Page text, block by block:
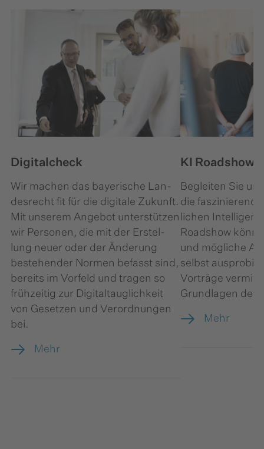
Digitalcheck
Wir machen das bayerische Lan­
des­recht fit für die digitale Zukunft.
Mit unserem Angebot unterstützen
wir Personen, die mit der Er­stel­
lung neuer oder der Änderung
bestehender Normen befasst sind,
bereits im Vorfeld und tragen so
frühzeitig zur Digitaltauglichkeit
von Gesetzen und Verordnungen
bei.
Mehr
KI Roadshow
Begleiten Sie
die
lichen
Roadshow
und mögliche
selbst
Vorträge
Grundlagen der
Mehr